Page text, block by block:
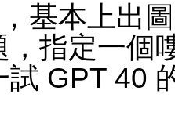
基本上出
，指定一個
試 GPT 40